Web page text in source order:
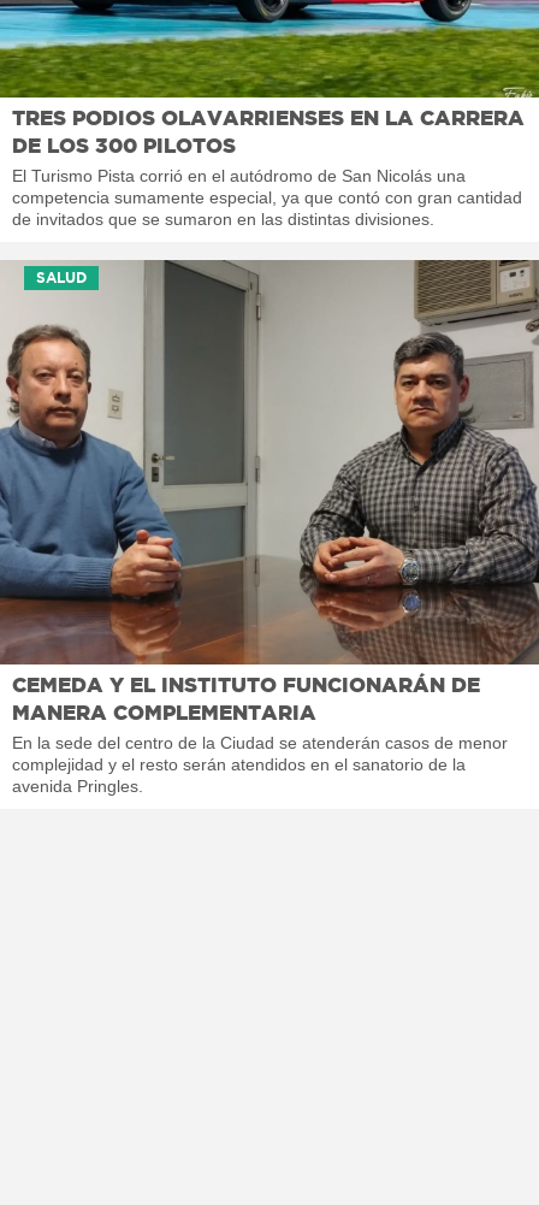
TRES PODIOS OLAVARRIENSES EN LA CARRERA
DE LOS 300 PILOTOS
El Turismo Pista corrió en el autódromo de San Nicolás una
competencia sumamente especial, ya que contó con gran cantidad
de invitados que se sumaron en las distintas divisiones.
SALUD
CEMEDA Y EL INSTITUTO FUNCIONARÁN DE
MANERA COMPLEMENTARIA
En la sede del centro de la Ciudad se atenderán casos de menor
complejidad y el resto serán atendidos en el sanatorio de la
avenida Pringles.